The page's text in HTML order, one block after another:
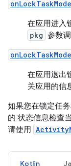
在应用进入
pkg 参数
在应用退出
关应用的信
如果您在锁定任
的 状态信息检查
请使用
Kotlin